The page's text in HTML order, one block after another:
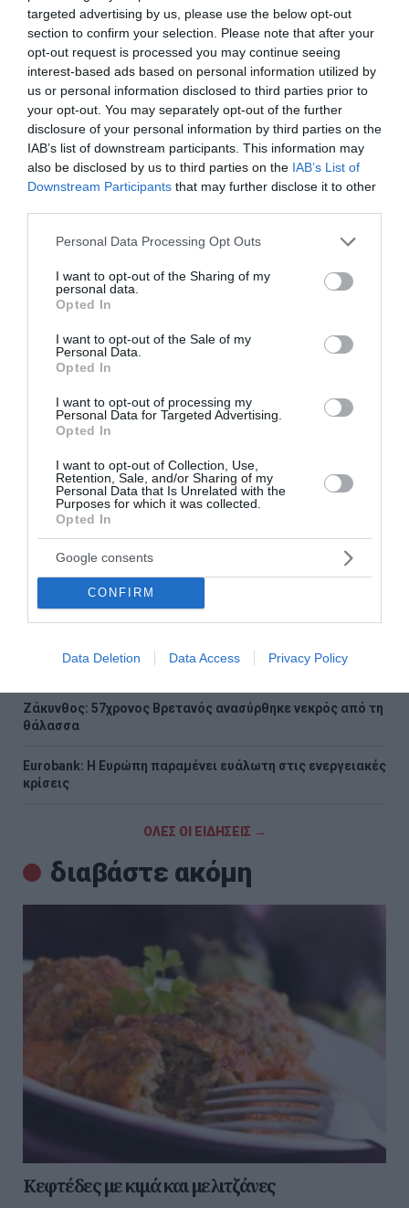
targeted advertising by us, please use the below opt-out
section to confirm your selection. Please note that after your
opt-out request is processed you may continue seeing
interest-based ads based on personal information utilized by
us or personal information disclosed to third parties prior to
your opt-out. You may separately opt-out of the further
disclosure of your personal information by third parties on the
IAB’s list of downstream participants. This information may
also be disclosed by us to third parties on the IAB’s List of
Downstream Participants that may further disclose it to other
Please note that this website/app uses one or more Google
not limited to your visit or usage behaviour. You may click to
grant or deny consent to Google and its third-party tags to
use your data for below specified purposes in below Google
consent section.
Personal Data Processing Opt Outs
I want to opt-out of the Sharing of my
personal data.
Opted In
I want to opt-out of the Sale of my
Personal Data.
Opted In
I want to opt-out of processing my
Personal Data for Targeted Advertising.
Opted In
I want to opt-out of Collection, Use,
Retention, Sale, and/or Sharing of my
Personal Data that Is Unrelated with the
Purposes for which it was collected.
Opted In
Google consents
CONFIRM
Data Deletion Data Access Privacy Policy
Ακολουθήστε το Lykavitos.gr
στο Google News
και μάθετε πρώτοι όλες τις
ειδήσεις
Ροή ειδήσεων
Φωτιά στην Κρήνη Φαρσάλων – Ήχησε το 112
Πότε ξεκινούν οι δασικές φωτιές - Oι έξι πιο επικίνδυνες
εβδομάδες του χρόνου
Μετρό Θεσσαλονίκης: Προσωρινές αλλαγές στο ωράριο
λειτουργίας σήμερα και αύριο
Σαμοθράκη: Τραυματίστηκε στο κεφάλι 15χρονη στη Γριά
Βάθρα - Επιχείρηση διάσωσης από την Πυροσβεστική
Η νέα Mercedes-Benz GLB: επαναπροσδιορίζει την
οικογενειακή κινητικότητα με έμφαση στην πολυτέλεια,
στην πρακτικότητα και στην ασφάλεια
Ιράν και Ομάν κατέληξαν σε συμφωνία 60 ημερών για τα
Στενά του Ορμούζ
Πυρκαγιά στην Aγία Μαρίνα Ηλείας
σχετικά με τα κυριαρχικά δικαιώματα της Ελλάδας έναντι
της τουρκικής επιθετικότητας
Ζάκυνθος: 57χρονος Βρετανός ανασύρθηκε νεκρός από τη
θάλασσα
Eurobank: Η Ευρώπη παραμένει ευάλωτη στις ενεργειακές
κρίσεις
ΟΛΕΣ ΟΙ ΕΙΔΗΣΕΙΣ →
διαβάστε ακόμη
Κεφτέδες με κιμά και μελιτζάνες